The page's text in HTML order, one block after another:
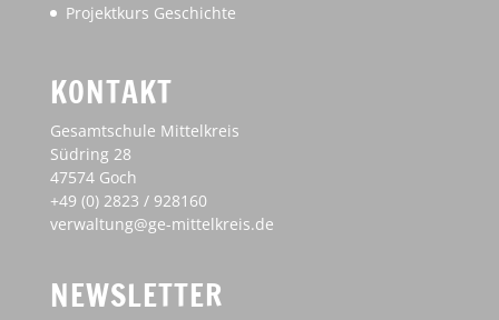
Projektkurs Geschichte
KONTAKT
Gesamtschule Mittelkreis
Südring 28
47574 Goch
+49 (0) 2823 / 928160
verwaltung@ge-mittelkreis.de
NEWSLETTER